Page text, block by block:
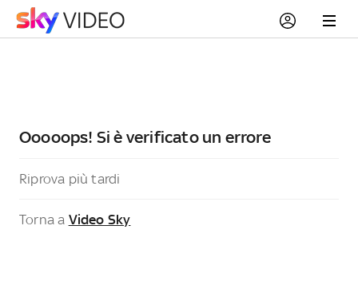
Ooooops! Si è verificato un errore
Riprova più tardi
Torna a Video Sky